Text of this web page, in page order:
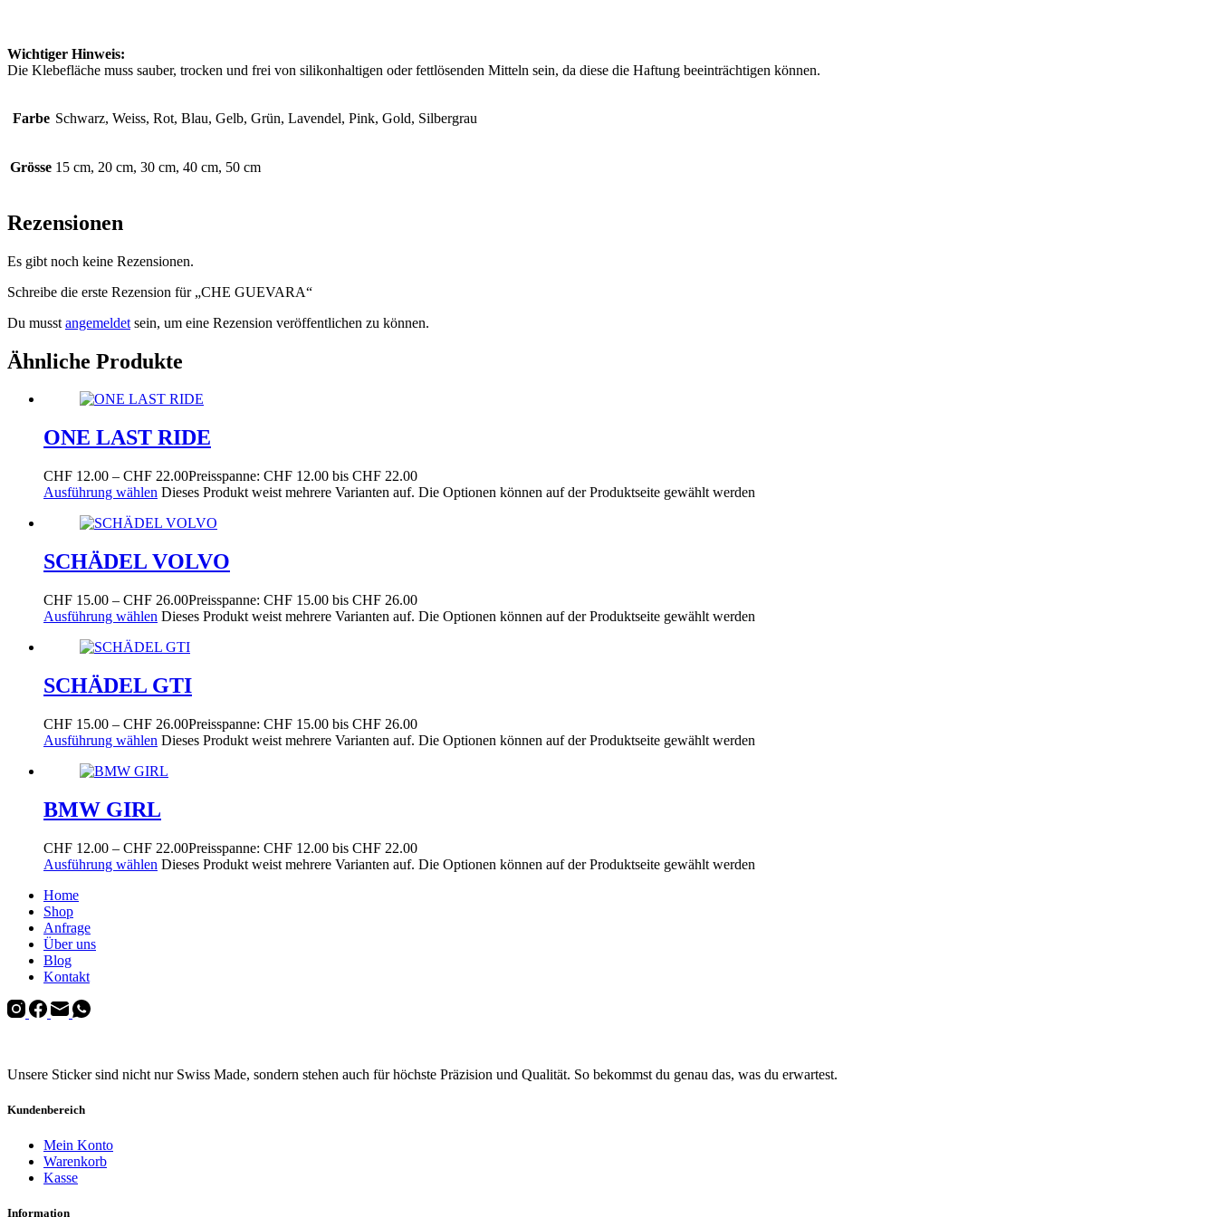
Wichtiger Hinweis:
Die Klebefläche muss sauber, trocken und frei von silikonhaltigen oder fettlösenden Mitteln sein, da diese die Haftung beeinträchtigen können.
Farbe Schwarz, Weiss, Rot, Blau, Gelb, Grün, Lavendel, Pink, Gold, Silbergrau
Grösse 15 cm, 20 cm, 30 cm, 40 cm, 50 cm
Rezensionen
Es gibt noch keine Rezensionen.
Schreibe die erste Rezension für „CHE GUEVARA“
Du musst angemeldet sein, um eine Rezension veröffentlichen zu können.
Ähnliche Produkte
ONE LAST RIDE
CHF 12.00 – CHF 22.00Preisspanne: CHF 12.00 bis CHF 22.00
Ausführung wählen Dieses Produkt weist mehrere Varianten auf. Die Optionen können auf der Produktseite gewählt werden
SCHÄDEL VOLVO
CHF 15.00 – CHF 26.00Preisspanne: CHF 15.00 bis CHF 26.00
Ausführung wählen Dieses Produkt weist mehrere Varianten auf. Die Optionen können auf der Produktseite gewählt werden
SCHÄDEL GTI
CHF 15.00 – CHF 26.00Preisspanne: CHF 15.00 bis CHF 26.00
Ausführung wählen Dieses Produkt weist mehrere Varianten auf. Die Optionen können auf der Produktseite gewählt werden
BMW GIRL
CHF 12.00 – CHF 22.00Preisspanne: CHF 12.00 bis CHF 22.00
Ausführung wählen Dieses Produkt weist mehrere Varianten auf. Die Optionen können auf der Produktseite gewählt werden
Home
Shop
Anfrage
Über uns
Blog
Kontakt
Unsere Sticker sind nicht nur Swiss Made, sondern stehen auch für höchste Präzision und Qualität. So bekommst du genau das, was du erwartest.
Kundenbereich
Mein Konto
Warenkorb
Kasse
Information